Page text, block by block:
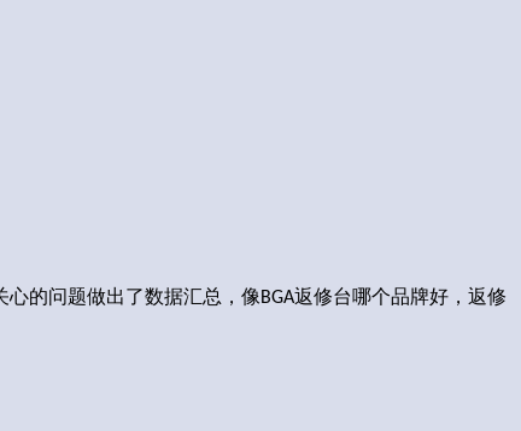
心的问题做出了数据汇总，像BGA返修台哪个品牌好，返修